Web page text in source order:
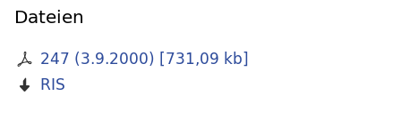
Dateien
247 (3.9.2000) [731,09 kb]
RIS